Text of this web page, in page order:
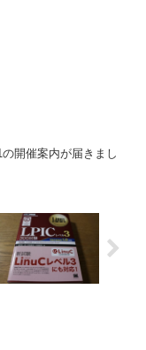
開催案内が届きまし